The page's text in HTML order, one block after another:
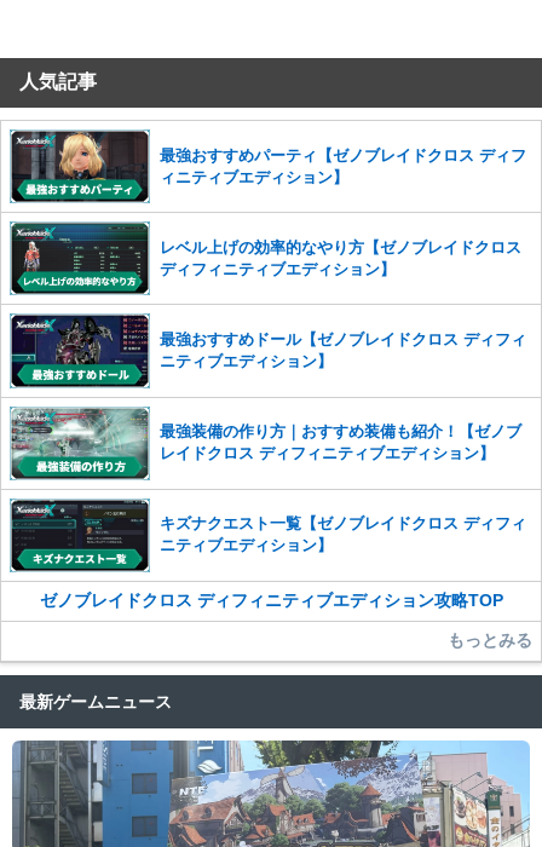
コメントの削除を申請する
せていただきます。ご了承ください。
※一度削除したコメントは復元ができませんのでご注意くだ
さい。
また、過度な利用規約の違反や、弊社に損害の及ぶ内容の書き込みがあ
った場合は、法的措置をとらせていただく場合もございますので、あら
かじめご理解くださいませ。
人気記事
最強おすすめパーティ【ゼノブレイドクロス ディフ
ィニティブエディション】
レベル上げの効率的なやり方【ゼノブレイドクロス
ディフィニティブエディション】
最強おすすめドール【ゼノブレイドクロス ディフィ
ニティブエディション】
最強装備の作り方｜おすすめ装備も紹介！【ゼノブ
レイドクロス ディフィニティブエディション】
キズナクエスト一覧【ゼノブレイドクロス ディフィ
ニティブエディション】
ゼノブレイドクロス ディフィニティブエディション攻略TOP
もっとみる
最新ゲームニュース